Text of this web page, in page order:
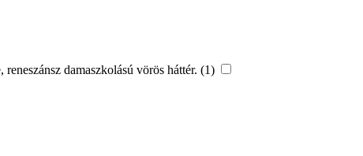
damaszkolású vörös háttér. (1)